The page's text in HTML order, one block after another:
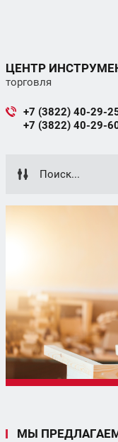
ЦЕНТР
торговля
+7 (3822) 40-29-
+7 (3822) 40-29-
МЫ